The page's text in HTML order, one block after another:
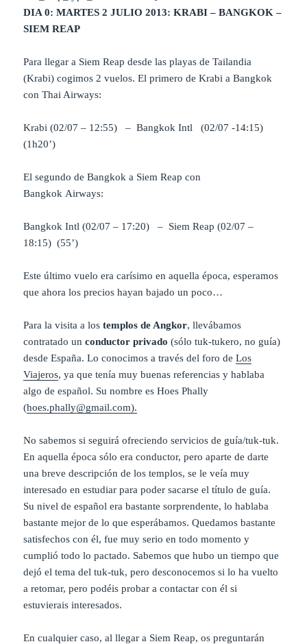
DIA 0: MARTES 2 JULIO 2013: KRABI – BANGKOK –
SIEM REAP
Para llegar a Siem Reap desde las playas de Tailandia
(Krabi) cogimos 2 vuelos. El primero de Krabi a Bangkok
con Thai Airways:
Krabi (02/07 – 12:55) – Bangkok Intl (02/07 -14:15)
(1h20’)
El segundo de Bangkok a Siem Reap con
Bangkok Airways:
Bangkok Intl (02/07 – 17:20) – Siem Reap (02/07 –
18:15) (55’)
Este último vuelo era carísimo en aquella época, esperamos
que ahora los precios hayan bajado un poco…
Para la visita a lostemplos de Angkor, llevábamos
contratado unconductor privado (sólo tuk-tukero, no guía)
desde España. Lo conocimos a través del foro deLos
Viajeros, ya que tenía muy buenas referencias y hablaba
algo de español. Su nombre es Hoes Phally
(hoes.phally@gmail.com).
No sabemos si seguirá ofreciendo servicios de guía/tuk-tuk.
En aquella época sólo era conductor, pero aparte de darte
una breve descripción de los templos, se le veía muy
interesado en estudiar para poder sacarse el título de guía.
Su nivel de español era bastante sorprendente, lo hablaba
bastante mejor de lo que esperábamos. Quedamos bastante
satisfechos con él, fue muy serio en todo momento y
cumplió todo lo pactado. Sabemos que hubo un tiempo que
dejó el tema del tuk-tuk, pero desconocemos si lo ha vuelto
a retomar, pero podéis probar a contactar con él si
estuvierais interesados.
En cualquier caso, al llegar a Siem Reap, os preguntarán